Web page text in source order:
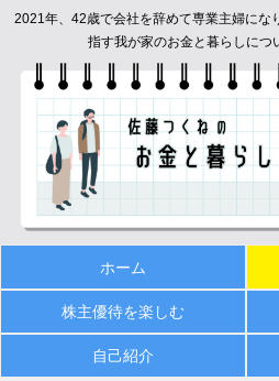
2021年、42歳で会社を辞めて専業主婦にな
指す我が家のお金と暮らしにつ
ホーム
株主優待を楽しむ
自己紹介